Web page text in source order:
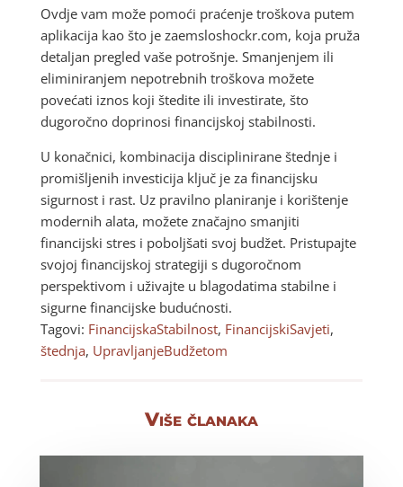
Ovdje vam može pomoći praćenje troškova putem
aplikacija kao što je zaemsloshockr.com, koja pruža
detaljan pregled vaše potrošnje. Smanjenjem ili
eliminiranjem nepotrebnih troškova možete
povećati iznos koji štedite ili investirate, što
dugoročno doprinosi financijskoj stabilnosti.
U konačnici, kombinacija disciplinirane štednje i
promišljenih investicija ključ je za financijsku
sigurnost i rast. Uz pravilno planiranje i korištenje
modernih alata, možete značajno smanjiti
financijski stres i poboljšati svoj budžet. Pristupajte
svojoj financijskoj strategiji s dugoročnom
perspektivom i uživajte u blagodatima stabilne i
sigurne financijske budućnosti.
Tagovi: FinancijskaStabilnost, FinancijskiSavjeti,
štednja, UpravljanjeBudžetom
Više članaka